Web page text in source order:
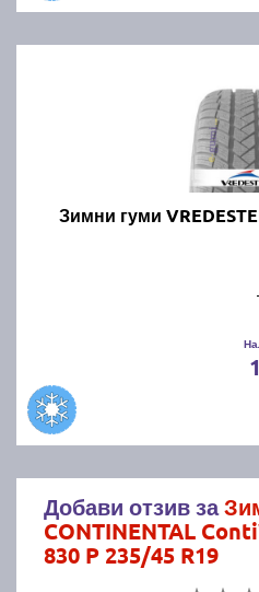
Зимни гуми
Добави отзив за
CONTINENTAL
830 P 235/45 R19